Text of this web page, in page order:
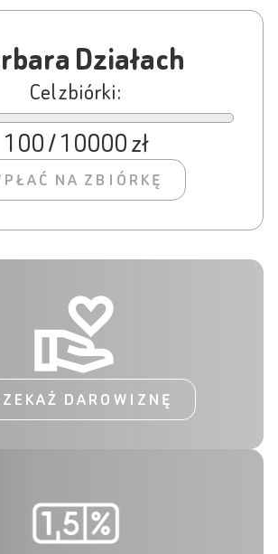
Działach
Cel zbiórki:
100 / 10000 zł
NA ZBIÓRKĘ
DAROWIZNĘ